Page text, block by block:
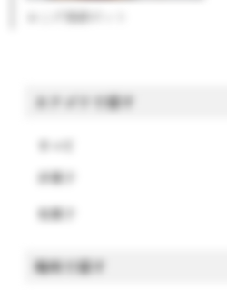
おこげ揚餅ポット
カテゴリで探す
洋菓子
和菓子
場所で探す